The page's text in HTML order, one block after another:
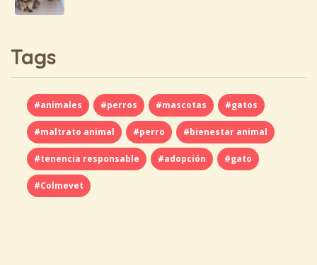
Tags
#animales #perros #mascotas #gatos
#maltrato animal #perro #bienestar animal
#tenencia responsable #adopción #gato
#Colmevet